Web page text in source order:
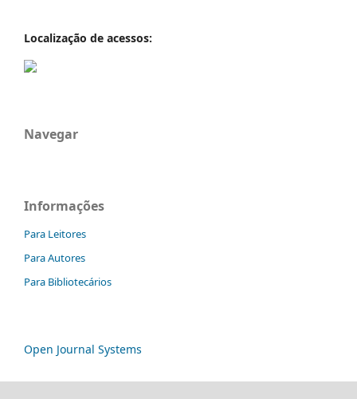
Localização de acessos:
Navegar
Informações
Para Leitores
Para Autores
Para Bibliotecários
Open Journal Systems